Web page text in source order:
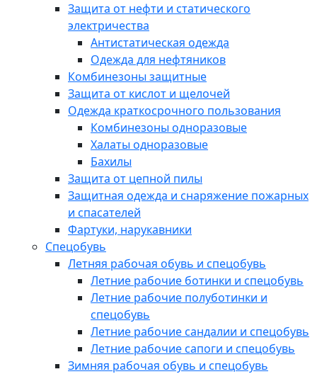
Защита от нефти и статического
электричества
Антистатическая одежда
Одежда для нефтяников
Комбинезоны защитные
Защита от кислот и щелочей
Одежда краткосрочного пользования
Комбинезоны одноразовые
Халаты одноразовые
Бахилы
Защита от цепной пилы
Защитная одежда и снаряжение пожарных
и спасателей
Фартуки, нарукавники
Спецобувь
Летняя рабочая обувь и спецобувь
Летние рабочие ботинки и спецобувь
Летние рабочие полуботинки и
спецобувь
Летние рабочие сандалии и спецобувь
Летние рабочие сапоги и спецобувь
Зимняя рабочая обувь и спецобувь